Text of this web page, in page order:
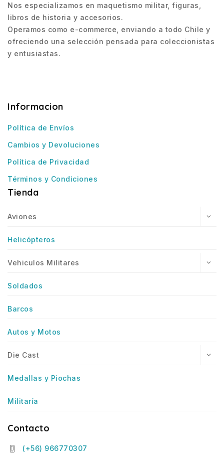
Nos especializamos en maquetismo militar, figuras,
libros de historia y accesorios.
Operamos como e-commerce, enviando a todo Chile y
ofreciendo una selección pensada para coleccionistas
y entusiastas.
Informacion
Política de Envíos
Cambios y Devoluciones
Política de Privacidad
Términos y Condiciones
Tienda
Aviones
Helicópteros
Vehiculos Militares
Soldados
Barcos
Autos y Motos
Die Cast
Medallas y Piochas
Militaría
Contacto
(+56) 966770307